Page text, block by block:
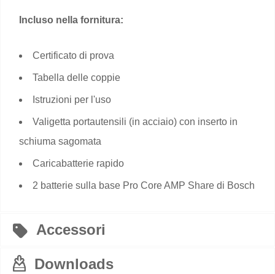
Incluso nella fornitura:
Certificato di prova
Tabella delle coppie
Istruzioni per l'uso
Valigetta portautensili (in acciaio) con inserto in
schiuma sagomata
Caricabatterie rapido
2 batterie sulla base Pro Core AMP Share di Bosch
Accessori
Downloads